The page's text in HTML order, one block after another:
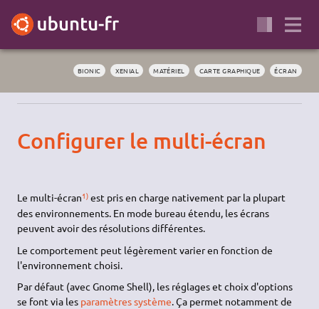
BIONIC XENIAL MATÉRIEL CARTE GRAPHIQUE ÉCRAN
Configurer le multi-écran
Le multi-écran1) est pris en charge nativement par la plupart
des environnements. En mode bureau étendu, les écrans
peuvent avoir des résolutions différentes.
Le comportement peut légèrement varier en fonction de
l'environnement choisi.
Par défaut (avec Gnome Shell), les réglages et choix d'options
se font via les paramètres système. Ça permet notamment de